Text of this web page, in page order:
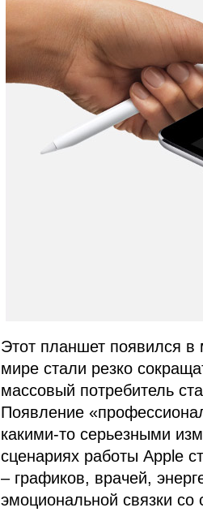
Этот планшет появился
мире стали резко
массовый потребитель
Появление
какими-то серьезными
сценариях работы Apple
– графиков, врачей,
эмоциональной связки